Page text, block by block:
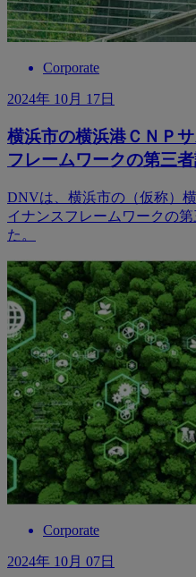
Corporate
2024年 10月 17日
横浜市の横浜港ＣＮＰ
フレームワークの第三
DNVは、横浜市の（仮称）
イナンスフレームワークの
た。
Corporate
2024年 10月 07日